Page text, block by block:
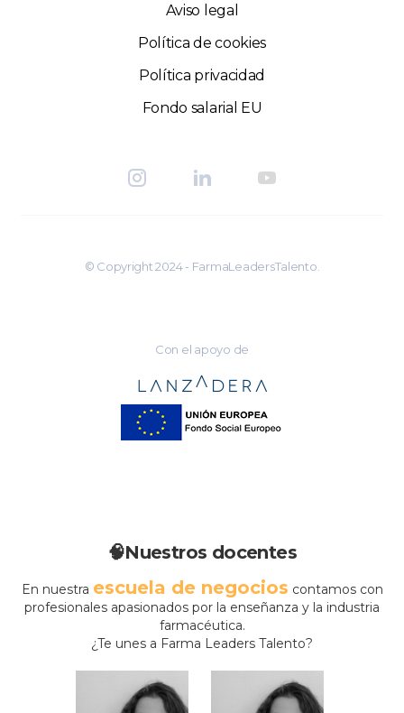
Aviso legal
Política de cookies
Política privacidad
Fondo salarial EU
© Copyright 2024 - FarmaLeadersTalento.
Con el apoyo de
🧠Nuestros docentes
En nuestra escuela de negocios contamos con
profesionales apasionados por la enseñanza y la industria
farmacéutica.
¿Te unes a Farma Leaders Talento?